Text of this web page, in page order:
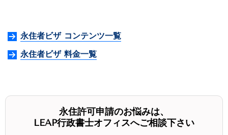
永住者ビザ コンテンツ一覧
永住者ビザ 料金一覧
永住許可申請のお悩みは、
LEAP行政書士オフィスへご相談下さい